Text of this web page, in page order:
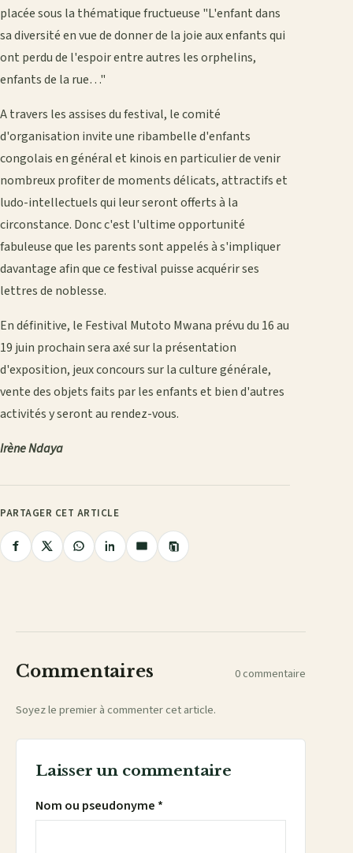
placée sous la thématique fructueuse "L'enfant dans
sa diversité en vue de donner de la joie aux enfants qui
ont perdu de l'espoir entre autres les orphelins,
enfants de la rue…"
A travers les assises du festival, le comité
d'organisation invite une ribambelle d'enfants
congolais en général et kinois en particulier de venir
nombreux profiter de moments délicats, attractifs et
ludo-intellectuels qui leur seront offerts à la
circonstance. Donc c'est l'ultime opportunité
fabuleuse que les parents sont appelés à s'impliquer
davantage afin que ce festival puisse acquérir ses
lettres de noblesse.
En définitive, le Festival Mutoto Mwana prévu du 16 au
19 juin prochain sera axé sur la présentation
d'exposition, jeux concours sur la culture générale,
vente des objets faits par les enfants et bien d'autres
activités y seront au rendez-vous.
Irène Ndaya
PARTAGER CET ARTICLE
PartagerPartagerPartagerPartagerPartager
Copier
le
Commentaires 0 commentaire
Soyez le premier à commenter cet article.
Laisser un commentaire
Nom ou pseudonyme *